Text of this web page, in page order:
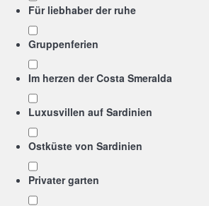
Für liebhaber der ruhe
Gruppenferien
Im herzen der Costa Smeralda
Luxusvillen auf Sardinien
Ostküste von Sardinien
Privater garten